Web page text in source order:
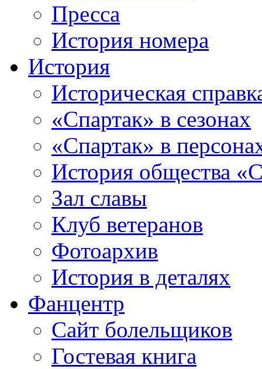
Пресса
История номера
История
Историческая
«Спартак» в сезонах
«Спартак» в
История общества
Зал славы
Клуб ветеранов
Фотоархив
История в деталях
Фанцентр
Сайт болельщиков
Гостевая книга